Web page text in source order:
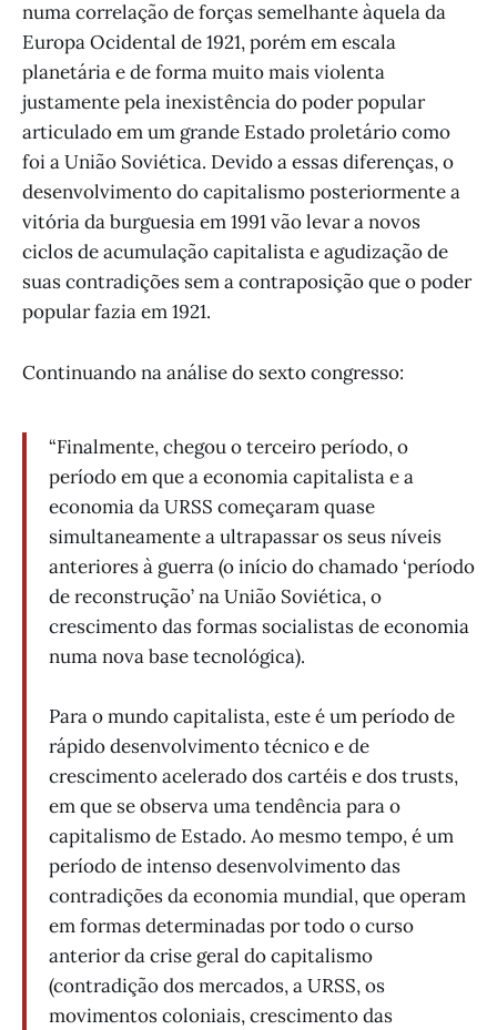
numa correlação de forças semelhante àquela da
Europa Ocidental de 1921, porém em escala
planetária e de forma muito mais violenta
justamente pela inexistência do poder popular
articulado em um grande Estado proletário como
foi a União Soviética. Devido a essas diferenças, o
desenvolvimento do capitalismo posteriormente a
vitória da burguesia em 1991 vão levar a novos
ciclos de acumulação capitalista e agudização de
suas contradições sem a contraposição que o poder
popular fazia em 1921.
Continuando na análise do sexto congresso:
“Finalmente, chegou o terceiro período, o
período em que a economia capitalista e a
economia da URSS começaram quase
simultaneamente a ultrapassar os seus níveis
anteriores à guerra (o início do chamado ‘período
de reconstrução’ na União Soviética, o
crescimento das formas socialistas de economia
numa nova base tecnológica).
Para o mundo capitalista, este é um período de
rápido desenvolvimento técnico e de
crescimento acelerado dos cartéis e dos trusts,
em que se observa uma tendência para o
capitalismo de Estado. Ao mesmo tempo, é um
período de intenso desenvolvimento das
contradições da economia mundial, que operam
em formas determinadas por todo o curso
anterior da crise geral do capitalismo
(contradição dos mercados, a URSS, os
movimentos coloniais, crescimento das